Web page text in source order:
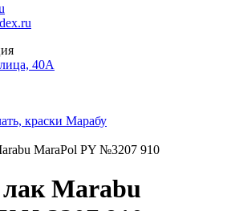
40А
краски Марабу
MaraPol PY №3207 910
Маrabu